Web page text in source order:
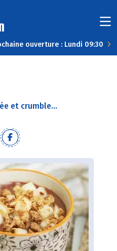
ouverture : Lundi 09:30
et crumble...